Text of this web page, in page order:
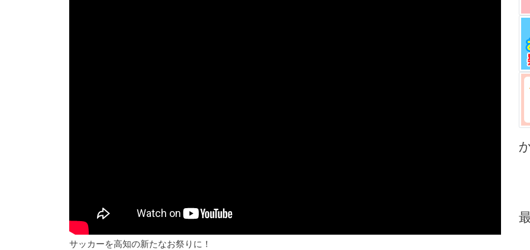
サッカーを高知の新たなお祭りに！